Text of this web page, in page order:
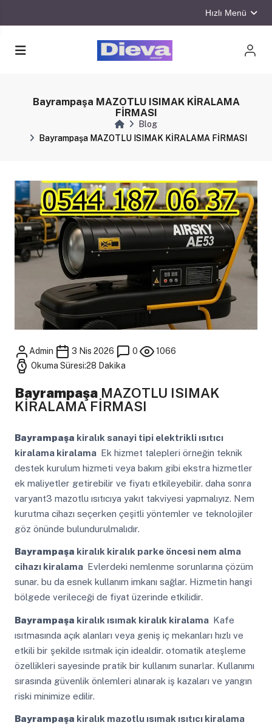
Hızlı Menü
Bayrampaşa MAZOTLU ISIMAK KİRALAMA
FİRMASI
Blog
Bayrampaşa MAZOTLU ISIMAK KİRALAMA FİRMASI
Admin 3 Nis 2026 0
1066
Okuma Süresi:28 Dakika
BayrampaşaMAZOTLU ISIMAK
KİRALAMA FİRMASI
Bayrampaşa kiralık sanayi tipi elektrikli ısıtıcı
kiralama kiralama Ek hizmet talepleri örneğin teknik
destek kurulum hizmeti veya bakım gibi ekstra hizmetler
ek maliyetler getirebilir ve fiyatı etkileyebilir. daha sonra
varyant3 mazotlu ısıtıcıya yakıt takviyesi yapmalıyız. Nem
kurutma cihazı seçerken çeşitli yöntemler ve teknolojiler
göz önünde bulundurulmalıdır.
Bayrampaşa kiralık kiralık parke öncesi nem alma
cihazı kiralama Evlerdeki nemlenme sorunlarına çözüm
sunar. bu da esnek kullanım imkanı sağlar. Hizmetin hangi
bölgede verileceği de fiyat üzerinde etkilidir.
Bayrampaşa kiralık ısımak kiralık kiralama Kafe
ısıtmasında açık alanları veya geniş iç mekanları hızlı ve
etkili bir şekilde ısıtmak için idealdir. otomatik ateşleme
özellikleri sayesinde pratik bir kullanım sunarlar. Kullanımı
sırasında güvenlik önlemleri alınarak iş kazaları ve yangın
riski minimize edilir.
Bayrampaşa kiralık mazotlu ısımak ısıtıcı kiralama